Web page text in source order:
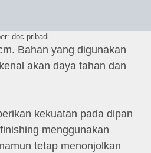
doc pribadi
Bahan yang digunakan
akan daya tahan dan
kekuatan pada dipan
menggunakan
tetap menonjolkan